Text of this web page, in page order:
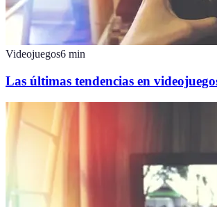
Videojuegos6 min
Las últimas tendencias en